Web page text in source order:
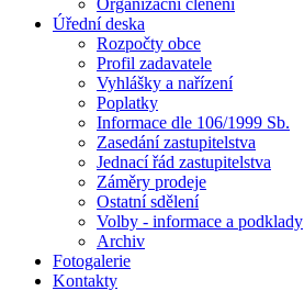
Organizační členění
Úřední deska
Rozpočty obce
Profil zadavatele
Vyhlášky a nařízení
Poplatky
Informace dle 106/1999 Sb.
Zasedání zastupitelstva
Jednací řád zastupitelstva
Záměry prodeje
Ostatní sdělení
Volby - informace a podklady
Archiv
Fotogalerie
Kontakty